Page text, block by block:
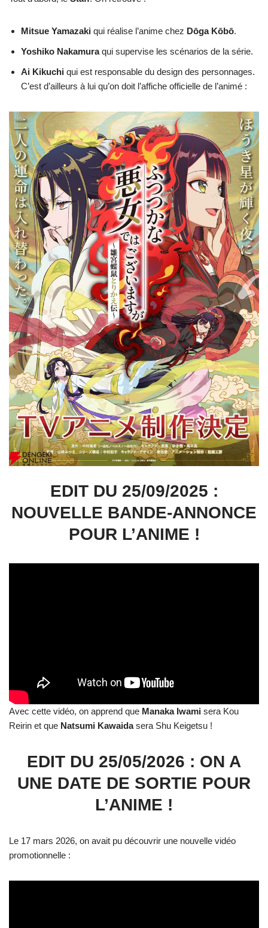
Mitsue Yamazaki qui réalise l’anime chez Dōga Kōbō.
Yoshiko Nakamuraqui supervise les scénarios de la série.
Ai Kikuchi qui est responsable du design des personnages.
C’est d’ailleurs à lui qu’on doit l’affiche officielle de l’animé :
EDIT DU 25/09/2025 :
NOUVELLE BANDE-ANNONCE
POUR L’ANIME !
Avec cette vidéo, on apprend que Manaka Iwami sera Kou
Reirin et que Natsumi Kawaidasera Shu Keigetsu !
EDIT DU 25/05/2026 : ON A
UNE DATE DE SORTIE POUR
L’ANIME !
Le 17 mars 2026, on avait pu découvrir une nouvelle vidéo
promotionnelle :